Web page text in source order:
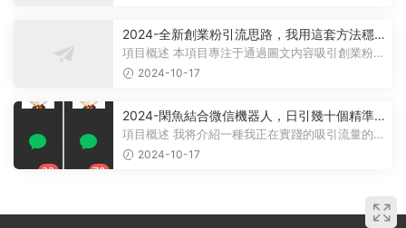
2024-全新創業粉引流思路，我用這套方法穩
定日引200+創業粉
項目概述 本項目專注于通過圖文内容吸引創業粉
絲，并将他們引導至微信公衆号。我...
2024-10-17
2024-閑魚結合微信機器人，日引幾十個精準
粉
項目概述 我将介紹一種我正在實踐的吸引流量的策
略。 這種策略操作起來非常簡單...
2024-10-17